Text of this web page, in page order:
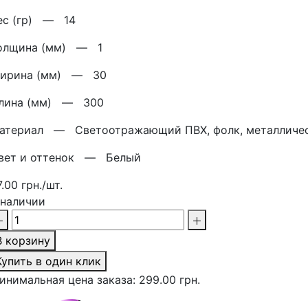
(гр) — 14
(мм) — 1
(мм) — 30
(мм) — 300
— Светоотражающий ПВХ, фолк,
и оттенок — Белый
грн./шт.
корзину
в один клик
цена заказа: 299.00 грн.